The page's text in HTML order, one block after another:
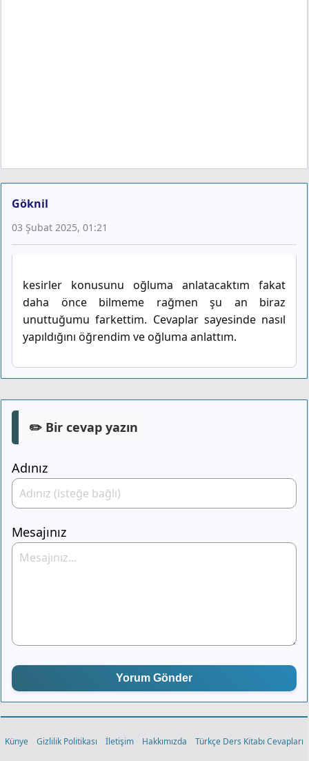
Göknil
03 Şubat 2025, 01:21
kesirler konusunu oğluma anlatacaktım fakat
daha önce bilmeme rağmen şu an biraz
unuttuğumu farkettim. Cevaplar sayesinde nasıl
yapıldığını öğrendim ve oğluma anlattım.
✏️ Bir cevap yazın
Adınız
Mesajınız
Yorum Gönder
Künye Gizlilik Politikası İletişim Hakkımızda Türkçe Ders Kitabı Cevapları